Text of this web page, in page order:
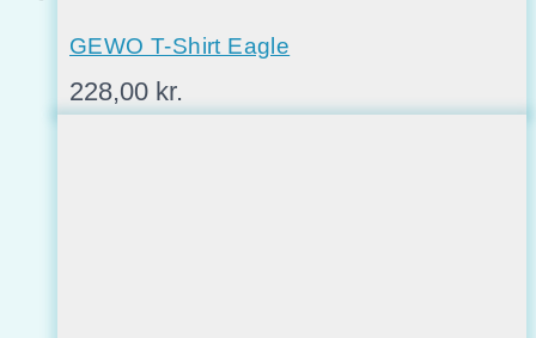
GEWO T-Shirt Eagle
228,00 kr.